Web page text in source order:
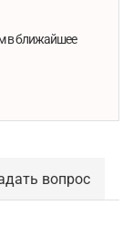
в ближайшее
вопрос